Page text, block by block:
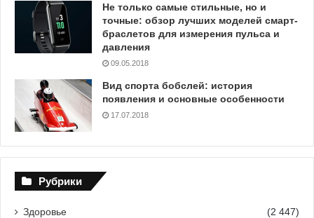
Не только самые стильные, но и
точные: обзор лучших моделей смарт-
браслетов для измерения пульса и
давления
09.05.2018
Вид спорта бобслей: история
появления и основные особенности
17.07.2018
Рубрики
Здоровье (2 447)